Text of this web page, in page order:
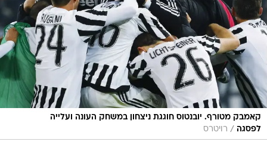
קאמבק מטורף. יובנטוס חוגגת ניצחון במשחק העונה ועלייה
לפסגה / רויטרס